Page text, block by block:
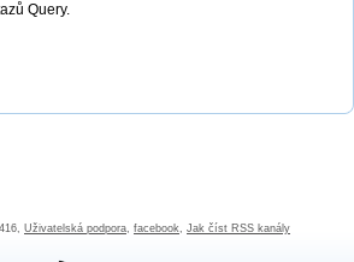
Query.
Uživatelská podpora, facebook, Jak číst RSS kanály